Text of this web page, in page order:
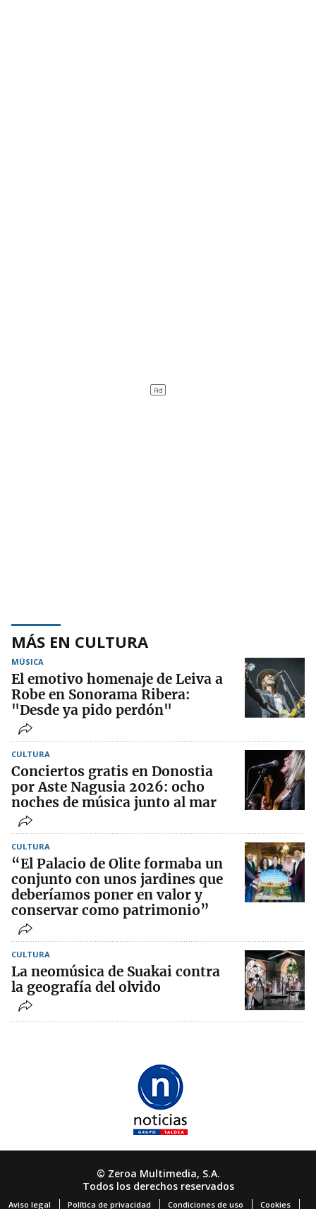
MÁS EN CULTURA
MÚSICA
El emotivo homenaje de Leiva a
Robe en Sonorama Ribera:
"Desde ya pido perdón"
CULTURA
Conciertos gratis en Donostia
por Aste Nagusia 2026: ocho
noches de música junto al mar
CULTURA
“El Palacio de Olite formaba un
conjunto con unos jardines que
deberíamos poner en valor y
conservar como patrimonio”
CULTURA
La neomúsica de Suakai contra
la geografía del olvido
© Zeroa Multimedia, S.A.
Todos los derechos reservados
Aviso legal Política de privacidad Condiciones de uso Cookies